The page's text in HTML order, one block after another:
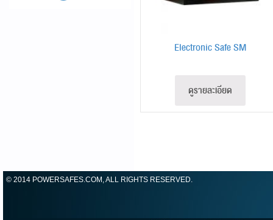
Electronic Safe SM
ดูรายละเอียด
© 2014 POWERSAFES.COM, ALL RIGHTS RESERVED.